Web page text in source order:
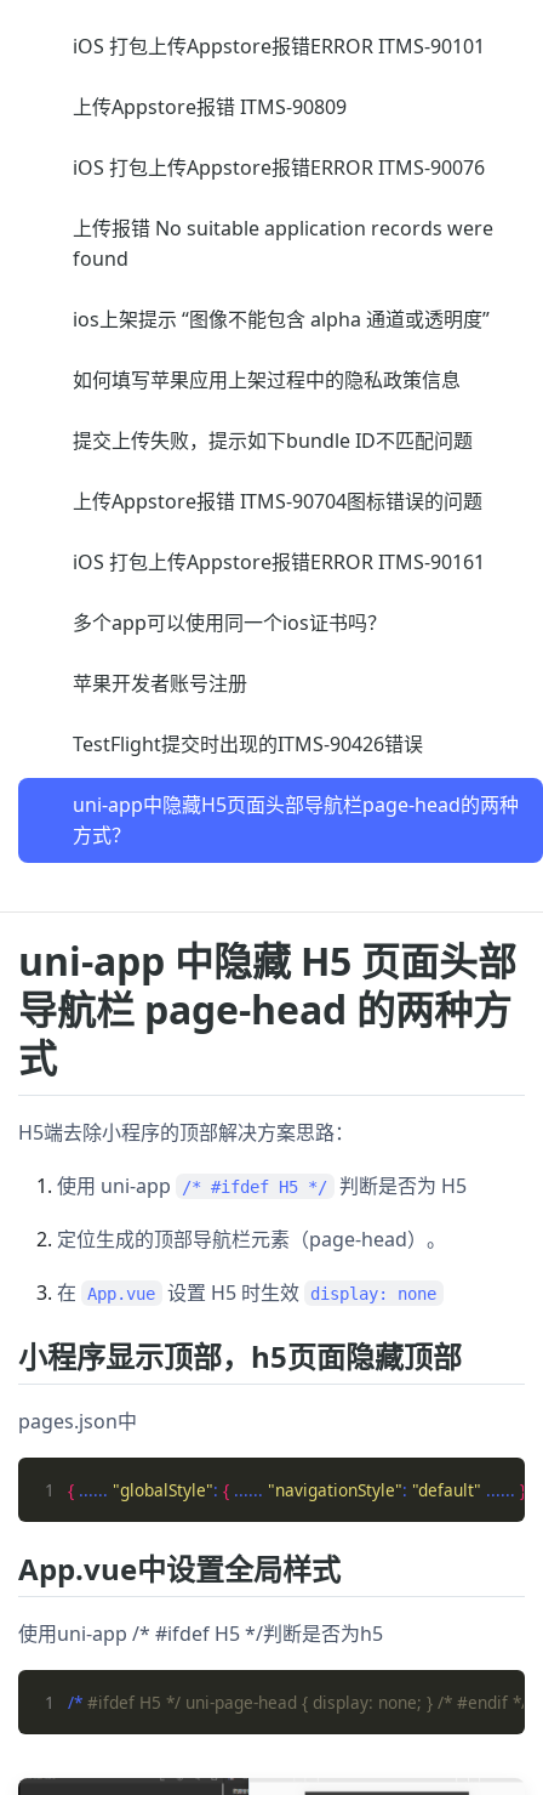
iOS 打包上传Appstore报错ERROR ITMS-90101
上传Appstore报错 ITMS-90809
iOS 打包上传Appstore报错ERROR ITMS-90076
上传报错 No suitable application records were
found
ios上架提示 “图像不能包含 alpha 通道或透明度”
如何填写苹果应用上架过程中的隐私政策信息
提交上传失败，提示如下bundle ID不匹配问题
上传Appstore报错 ITMS-90704图标错误的问题
iOS 打包上传Appstore报错ERROR ITMS-90161
多个app可以使用同一个ios证书吗？
苹果开发者账号注册
TestFlight提交时出现的ITMS-90426错误
uni-app中隐藏H5页面头部导航栏page-head的两种
方式？
uni-app 中隐藏 H5 页面头部
导航栏 page-head 的两种方
式
H5端去除小程序的顶部解决方案思路：
使用 uni-app
/* #ifdef H5 */
判断是否为 H5
定位生成的顶部导航栏元素（page-head）。
在
App.vue 设置 H5 时生效 display: none
小程序显示顶部，h5页面隐藏顶部
pages.json中
1 { ...... "globalStyle": { ...... "navigationStyle": "default" ...... }
App.vue中设置全局样式
使用uni-app /* #ifdef H5 */判断是否为h5
1 /* #ifdef H5 */ uni-page-head { display: none; } /* #endif */